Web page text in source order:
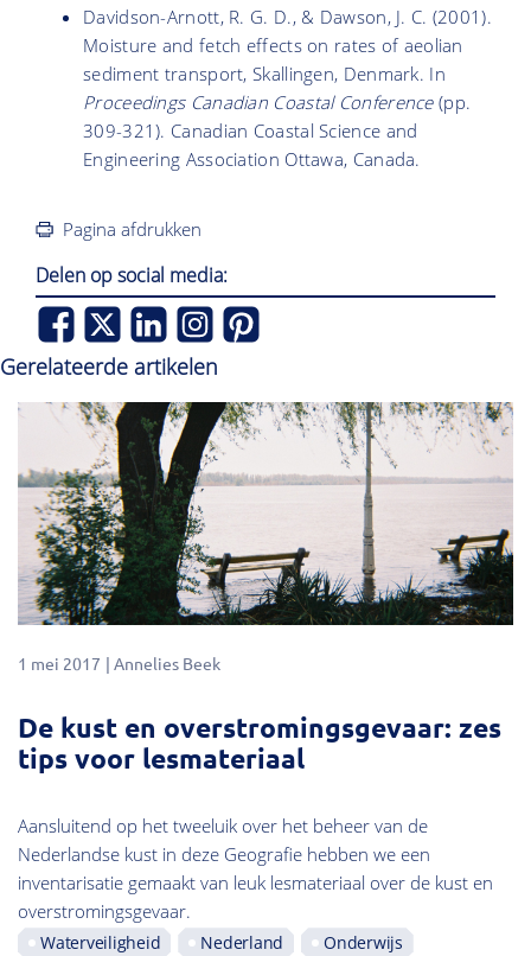
Davidson-Arnott, R. G. D., & Dawson, J. C. (2001).
Moisture and fetch effects on rates of aeolian
sediment transport, Skallingen, Denmark. In
Proceedings Canadian Coastal Conference(pp.
309-321). Canadian Coastal Science and
Engineering Association Ottawa, Canada.
Pagina afdrukken
Delen op social media:
Gerelateerde artikelen
1 mei 2017 Annelies Beek
De kust en overstromingsgevaar: zes
tips voor lesmateriaal
Aansluitend op het tweeluik over het beheer van de
Nederlandse kust in deze Geografie hebben we een
inventarisatie gemaakt van leuk lesmateriaal over de kust en
overstromingsgevaar.
Waterveiligheid Nederland Onderwijs